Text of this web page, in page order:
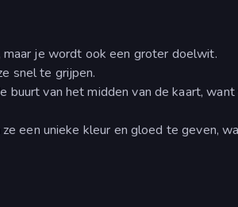
je wordt ook een groter doelwit.
snel te grijpen.
van het midden van de kaart,
een unieke kleur en gloed te geven,